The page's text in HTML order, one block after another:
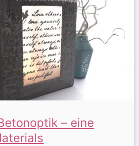
– eine